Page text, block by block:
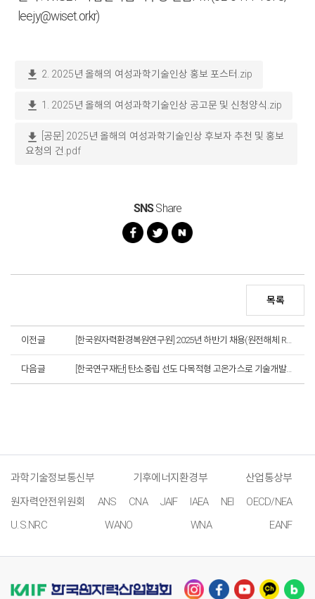
leejy@wiset.or.kr)
download 2. 2025년 올해의 여성과학기술인상 홍보 포스터.zip
download 1. 2025년 올해의 여성과학기술인상 공고문 및 신청양식.zip
download
[공문] 2025년 올해의 여성과학기술인상 후보자 추천 및 홍보
요청의 건.pdf
SNSShare
목록
이전글 [한국원자력환경복원연구원] 2025년 하반기 채용(원전해체 R&D / 경영지원)(~8. 13.까지)
다음글 [한국연구재단] 탄소중립 선도 다목적형 고온가스로 기술개발사업 공청회 개최(8. 7.)
과학기술정보통신부 기후에너지환경부
산업통상부
원자력안전위원회
ANS CNA JAIF IAEA NEI
OECD/NEA
U.S.NRC
WANO WNA EANF